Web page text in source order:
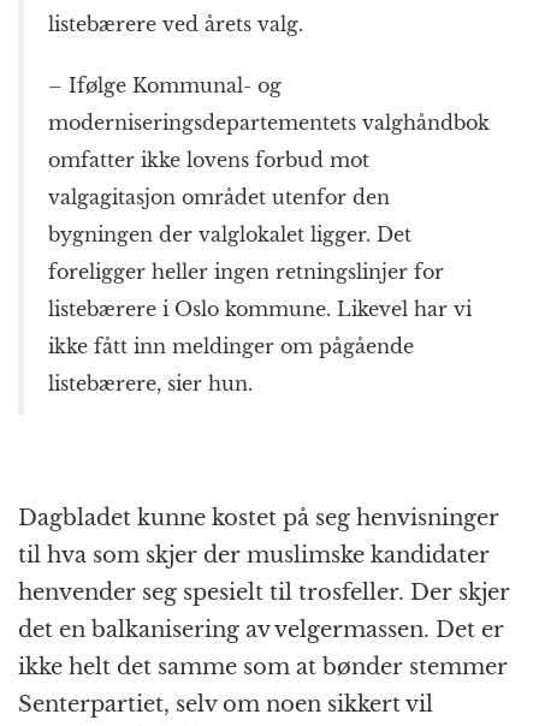
listebærere ved årets valg.
– Ifølge Kommunal- og
moderniseringsdepartementets valghåndbok
omfatter ikke lovens forbud mot
valgagitasjon området utenfor den
bygningen der valglokalet ligger. Det
foreligger heller ingen retningslinjer for
listebærere i Oslo kommune. Likevel har vi
ikke fått inn meldinger om pågående
listebærere, sier hun.
Dagbladet kunne kostet på seg henvisninger
til hva som skjer der muslimske kandidater
henvender seg spesielt til trosfeller. Der skjer
det en balkanisering av velgermassen. Det er
ikke helt det samme som at bønder stemmer
Senterpartiet, selv om noen sikkert vil